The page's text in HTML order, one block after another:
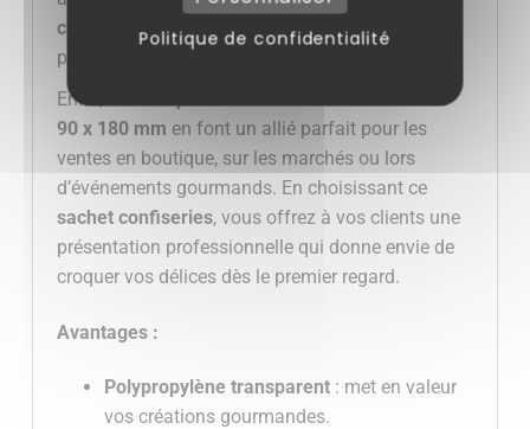
contact alimentaire
et participe à une démarche
plus responsable.
Enfin, sa
et sa taille de
90 x 180 mm en font un allié parfait pour les
ventes en boutique, sur les marchés ou lors
d’événements gourmands. En choisissant ce
sachet confiseries, vous offrez à vos clients une
présentation professionnelle qui donne envie de
croquer vos délices dès le premier regard.
Avantages :
Polypropylène transparent: met en valeur
vos créations gourmandes.
Politique de confidentialité